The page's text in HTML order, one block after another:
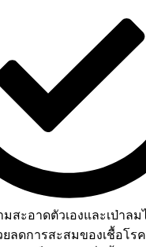
สะอาดตัวเองและเป่าลม
ลดการสะสมของเชื้อโร